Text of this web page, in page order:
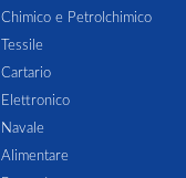
Chimico e Petrolchimico
Tessile
Cartario
Elettronico
Navale
Alimentare